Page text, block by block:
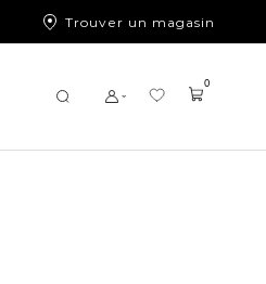
Trouver un magasin
0